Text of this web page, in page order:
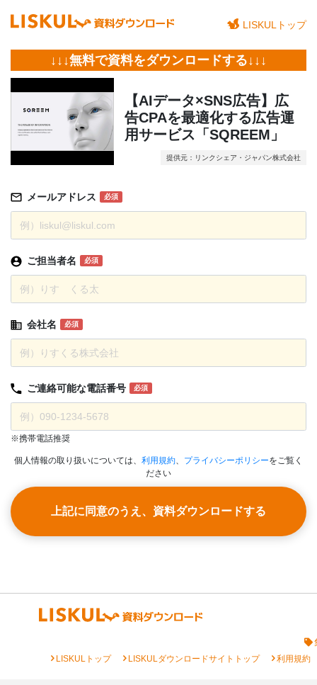
LISKULトップ
↓↓↓無料で資料をダウンロードする↓↓↓
【AIデータ×SNS広告】広
告CPAを最適化する広告運
用サービス「SQREEM」
提供元：リンクシェア・ジャパン株式会社
メールアドレス 必須
ご担当者名 必須
会社名 必須
ご連絡可能な電話番号 必須
※携帯電話推奨
個人情報の取り扱いについては、 利用規約、 プライバシーポリシーをご覧く
ださい
上記に同意のうえ、資料ダウンロードする
chevron_rightLISKULトップ chevron_rightLISKULダウンロードサイトトップ chevron_right利用規約